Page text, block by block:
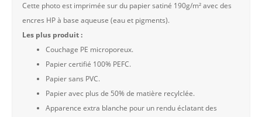
Cette photo est imprimée sur du papier satiné 190g/m² avec des
encres HP à base aqueuse (eau et pigments).
Les plus produit :
Couchage PE microporeux.
Papier certifié 100% PEFC.
Papier sans PVC.
Papier avec plus de 50% de matière recylclée.
Apparence extra blanche pour un rendu éclatant des